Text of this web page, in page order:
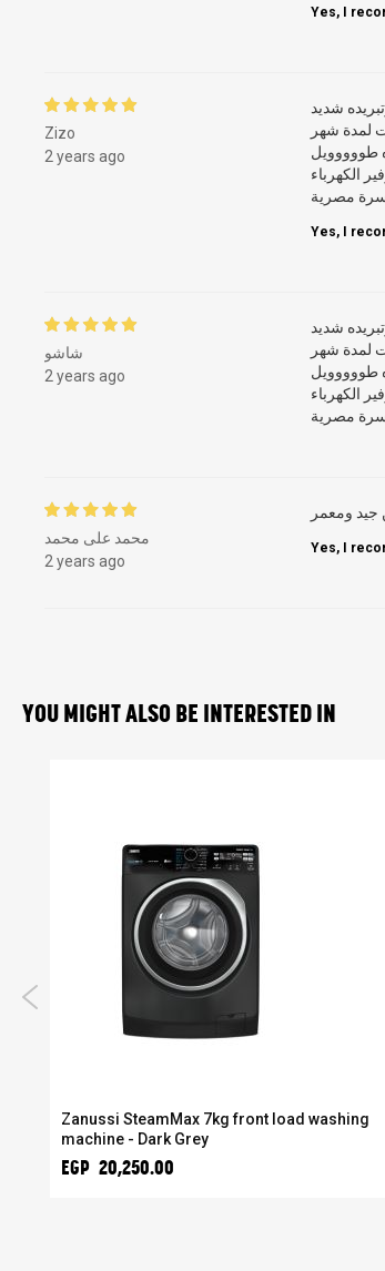
Yes, I
Zizo
2 years ago
شديد
لمدة شهر
طووووويل
الكهرباء
مصرية
Yes, I
شاشو
2 years ago
شديد
لمدة شهر
طووووويل
الكهرباء
مصرية
محمد على محمد
2 years ago
جيد ومعمر
Yes, I
YOU MIGHT ALSO BE INTERESTED IN
Zanussi SteamMax 7kg front load washing
machine - Dark Grey
EGP 20,250.00